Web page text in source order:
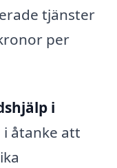
tjänster
per
i
åtanke att